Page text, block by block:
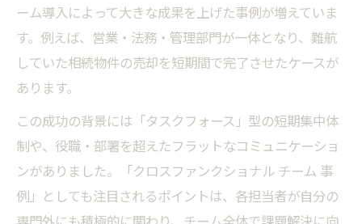
ーム導入によって大きな成果を上げた事例が増えていま
す。例えば、営業・法務・管理部門が一体となり、難航
していた相続物件の売却を短期間で完了させたケースが
あります。
この成功の背景には「タスクフォース」型の短期集中体
制や、役職・部署を超えたフラットなコミュニケーショ
ンがありました。「クロスファンクショナル チーム 事
例」としても注目されるポイントは、各担当者が自分の